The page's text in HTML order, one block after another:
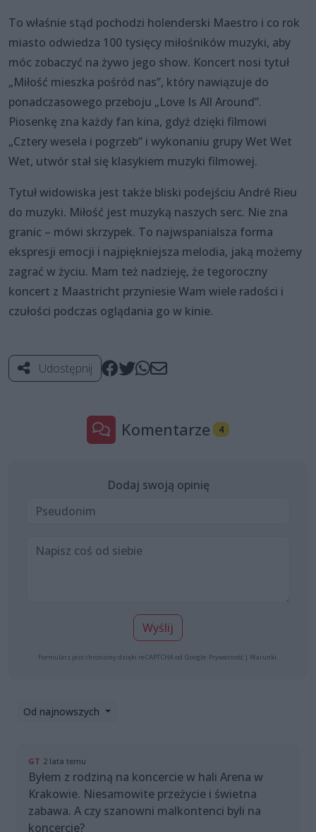
To właśnie stąd pochodzi holenderski Maestro i co rok
miasto odwiedza 100 tysięcy miłośników muzyki, aby
móc zobaczyć na żywo jego show. Koncert nosi tytuł
„Miłość mieszka pośród nas”, który nawiązuje do
ponadczasowego przeboju „Love Is All Around”.
Piosenkę zna każdy fan kina, gdyż dzięki filmowi
„Cztery wesela i pogrzeb” i wykonaniu grupy Wet Wet
Wet, utwór stał się klasykiem muzyki filmowej.
Tytuł widowiska jest także bliski podejściu André Rieu
do muzyki. Miłość jest muzyką naszych serc. Nie zna
granic – mówi skrzypek. To najwspanialsza forma
ekspresji emocji i najpiękniejsza melodia, jaką możemy
zagrać w życiu. Mam też nadzieję, że tegoroczny
koncert z Maastricht przyniesie Wam wiele radości i
czułości podczas oglądania go w kinie.
Udostępnij
Komentarze 4
Dodaj swoją opinię
Wyślij
Formularz jest chroniony dzięki reCAPTCHA od Google: Prywatność | Warunki
Od najnowszych
GT 2 lata temu
Byłem z rodziną na koncercie w hali Arena w
Krakowie. Niesamowite przeżycie i świetna
zabawa. A czy szanowni malkontenci byli na
koncercie?